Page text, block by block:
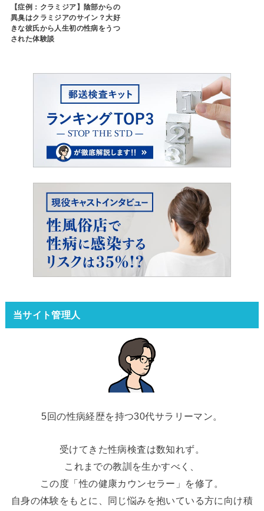
【症例：クラミジア】陰部からの
異臭はクラミジアのサイン？大好
きな彼氏から人生初の性病をうつ
された体験談
当サイト管理人
5回の性病経歴を持つ30代サラリーマン。
受けてきた性病検査は数知れず。
これまでの教訓を生かすべく、
この度「性の健康カウンセラー」を修了。
自身の体験をもとに、同じ悩みを抱いている方に向け積